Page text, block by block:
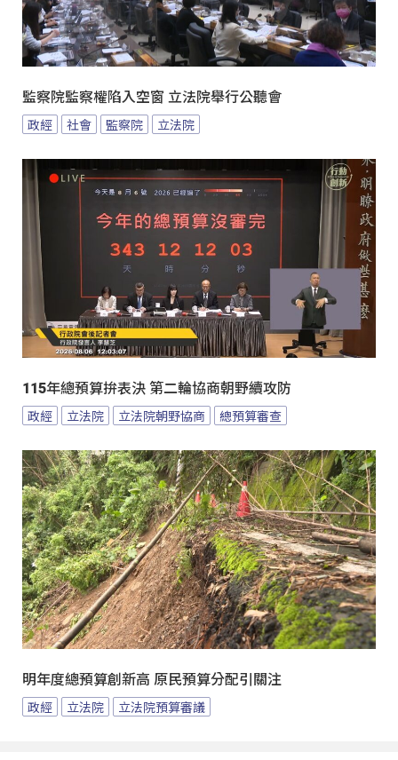
監察院監察權陷入空窗 立法院舉行公聽會
政經 社會 監察院 立法院
115年總預算拚表決 第二輪協商朝野續攻防
政經 立法院 立法院朝野協商 總預算審查
明年度總預算創新高 原民預算分配引關注
政經 立法院 立法院預算審議